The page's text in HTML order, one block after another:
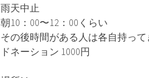
雨天中止
朝10：00〜12：00くらい
その後時間がある人は各自持っ
ドネーション 1000円